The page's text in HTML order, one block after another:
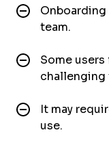
team.
Some
challenging
It may
use.